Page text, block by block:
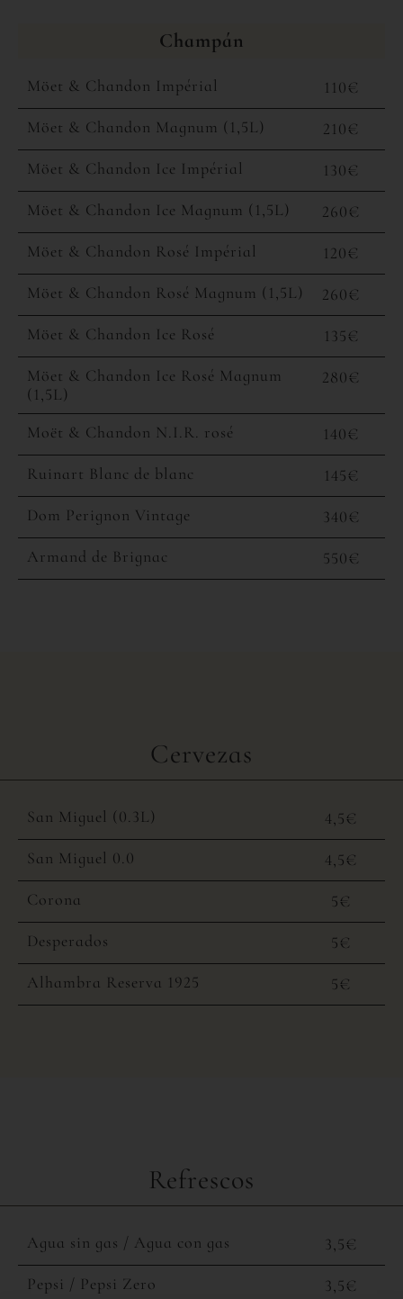
Champán
Möet & Chandon Impérial
110€
Möet & Chandon Magnum (1,5L)
210€
Möet & Chandon Ice Impérial
130€
Möet & Chandon Ice Magnum (1,5L)
260€
Möet & Chandon Rosé Impérial
120€
Möet & Chandon Rosé Magnum (1,5L)
260€
Möet & Chandon Ice Rosé
135€
Möet & Chandon Ice Rosé Magnum
(1,5L)
280€
Moët & Chandon N.I.R. rosé
140€
Ruinart Blanc de blanc
145€
Dom Perignon Vintage
340€
Armand de Brignac
550€
Cervezas
San Miguel (0.3L)
4,5€
San Miguel 0.0
4,5€
Corona
5€
Desperados
5€
Alhambra Reserva 1925
5€
Refrescos
Agua sin gas / Agua con gas
3,5€
Pepsi / Pepsi Zero
3,5€